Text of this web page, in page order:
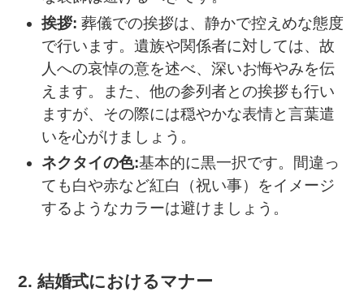
挨拶: 葬儀での挨拶は、静かで控えめな態度
で行います。遺族や関係者に対しては、故
人への哀悼の意を述べ、深いお悔やみを伝
えます。また、他の参列者との挨拶も行い
ますが、その際には穏やかな表情と言葉遣
いを心がけましょう。
ネクタイの色:基本的に黒一択です。間違っ
ても白や赤など紅白（祝い事）をイメージ
するようなカラーは避けましょう。
2. 結婚式におけるマナー